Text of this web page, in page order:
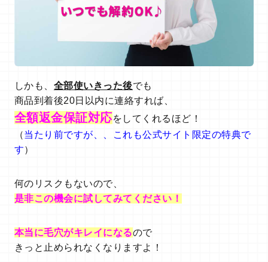
しかも、 全部使いきった後でも
商品到着後20日以内に連絡すれば、
全額返金保証対応をしてくれるほど！
（当たり前ですが、、これも公式サイト限定の特典で
す）
何のリスクもないので、
是非この機会に試してみてください！
本当に毛穴がキレイになるので
きっと止められなくなりますよ！